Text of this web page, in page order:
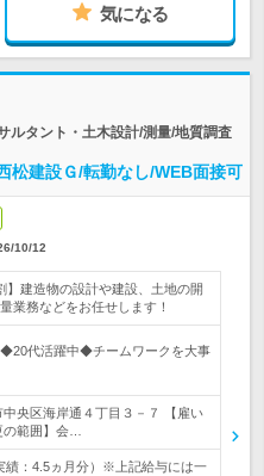
気になる
ルタント・土木設計/測量/地質調査
松建設Ｇ/転勤なし/WEB面接可
10/12
】建造物の設計や建設、土地の開
業務などをお任せします！
代活躍中◆チームワークを大事
中央区海岸通４丁目３－７ 【雇い
の範囲】会…
績：4.5ヵ月分）※上記給与には一